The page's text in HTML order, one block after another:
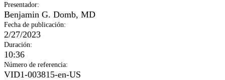
Presentador:
Benjamin G. Domb, MD
Fecha de publicación:
2/27/2023
Duración:
10:36
Número de referencia:
VID1-003815-en-US